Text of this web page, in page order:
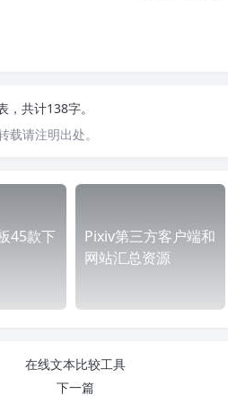
共计138字。
请注明出处。
45款下
Pixiv第三方客户端和
网站汇总资源
在线文本比较工具
下一篇